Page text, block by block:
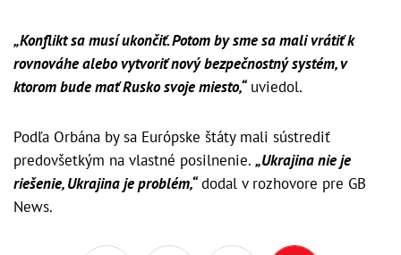
„Konflikt sa musí ukončiť. Potom by sme sa mali vrátiť k
rovnováhe alebo vytvoriť nový bezpečnostný systém, v
ktorom bude mať Rusko svoje miesto,“uviedol.
Podľa Orbána by sa Európske štáty mali sústrediť
predovšetkým na vlastné posilnenie. „Ukrajina nie je
riešenie, Ukrajina je problém,“dodal v rozhovore pre GB
News.